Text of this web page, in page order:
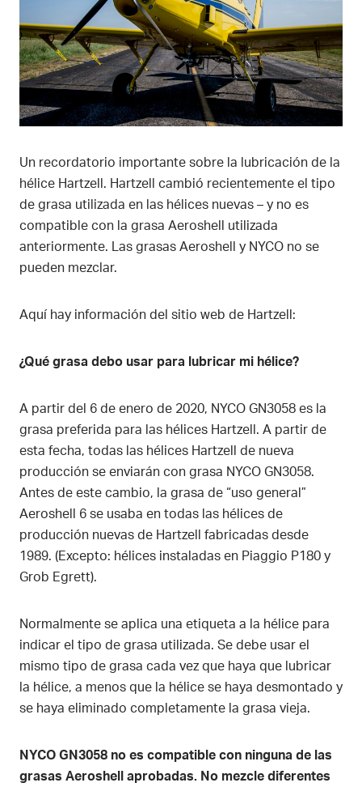
Un recordatorio importante sobre la lubricación de la
hélice Hartzell. Hartzell cambió recientemente el tipo
de grasa utilizada en las hélices nuevas – y no es
compatible con la grasa Aeroshell utilizada
anteriormente. Las grasas Aeroshell y NYCO no se
pueden mezclar.
Aquí hay información del sitio web de Hartzell:
¿Qué grasa debo usar para lubricar mi hélice?
A partir del 6 de enero de 2020, NYCO GN3058 es la
grasa preferida para las hélices Hartzell. A partir de
esta fecha, todas las hélices Hartzell de nueva
producción se enviarán con grasa NYCO GN3058.
Antes de este cambio, la grasa de “uso general”
Aeroshell 6 se usaba en todas las hélices de
producción nuevas de Hartzell fabricadas desde
1989. (Excepto: hélices instaladas en Piaggio P180 y
Grob Egrett).
Normalmente se aplica una etiqueta a la hélice para
indicar el tipo de grasa utilizada. Se debe usar el
mismo tipo de grasa cada vez que haya que lubricar
la hélice, a menos que la hélice se haya desmontado y
se haya eliminado completamente la grasa vieja.
NYCO GN3058 no es compatible con ninguna de las
grasas Aeroshell aprobadas. No mezcle diferentes